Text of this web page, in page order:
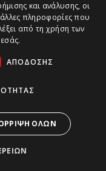
και ανάλυσης, οι
πληροφορίες που
από τη χρήση των
ΑΠΌΔΟΣΗΣ
ΌΛΩΝ